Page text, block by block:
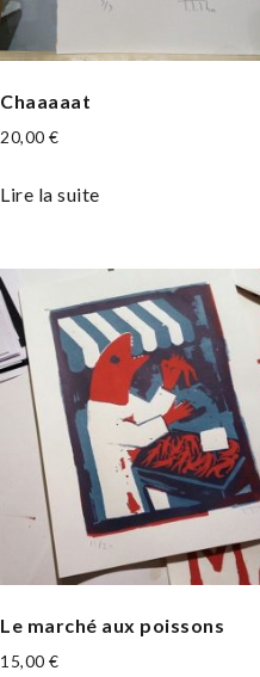
Chaaaaat
20,00€
Lire la suite
Le marché aux poissons
15,00€